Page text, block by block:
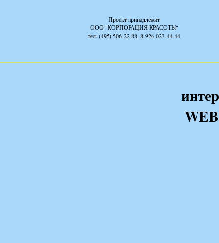
Проект принадлежит
ООО "КОРПОРАЦИЯ КРАСОТЫ"
тел. (495) 506-22-88, 8-926-023-44-44